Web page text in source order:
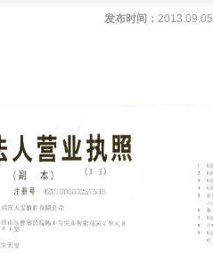
发布时间： 2013.09.05